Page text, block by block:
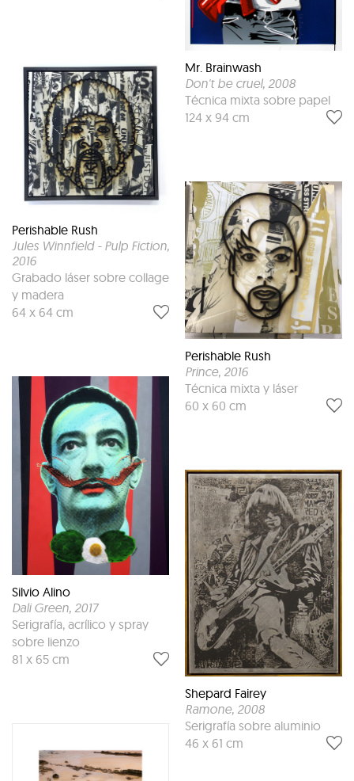
Perishable Rush
Jules Winnfield - Pulp Fiction,
2016
Grabado láser sobre collage
y madera
64 x 64 cm
Silvio Alino
Dali Green, 2017
Serigrafía, acrílico y spray
sobre lienzo
81 x 65 cm
Mr. Brainwash
Don't be cruel, 2008
Técnica mixta sobre papel
124 x 94 cm
Perishable Rush
Prince, 2016
Técnica mixta y láser
60 x 60 cm
Shepard Fairey
Ramone, 2008
Serigrafía sobre aluminio
46 x 61 cm